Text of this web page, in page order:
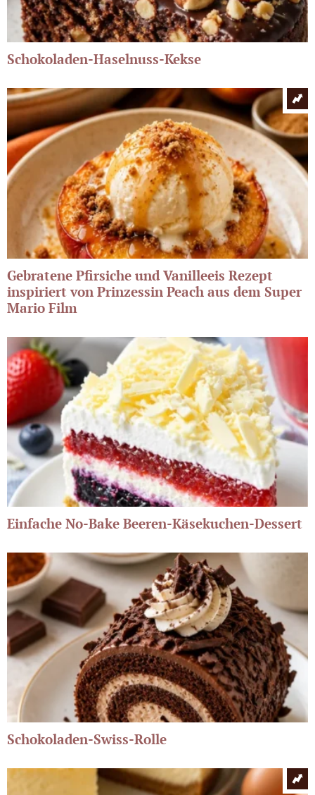
Schokoladen-Haselnuss-Kekse
Gebratene Pfirsiche und Vanilleeis Rezept
inspiriert von Prinzessin Peach aus dem Super
Mario Film
Einfache No-Bake Beeren-Käsekuchen-Dessert
Schokoladen-Swiss-Rolle